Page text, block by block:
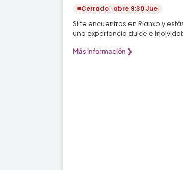
Cerrado · abre 9:30 Jue
Si te encuentras en Rianxo y
una experiencia dulce e
Más información ❯